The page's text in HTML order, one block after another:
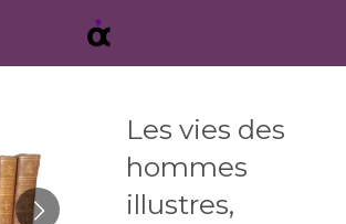
Les vies des
hommes
illustres,